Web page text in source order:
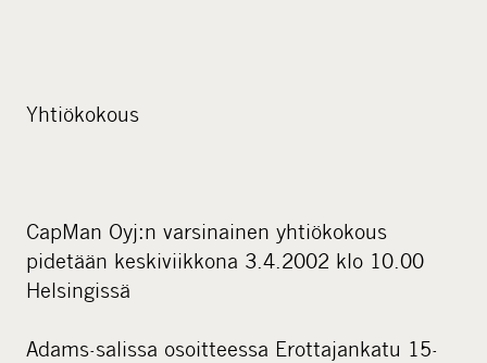
Yhtiökokous
CapMan Oyj:n varsinainen yhtiökokous
pidetään keskiviikkona 3.4.2002 klo 10.00
Helsingissä
Adams-salissa osoitteessa Erottajankatu 15-